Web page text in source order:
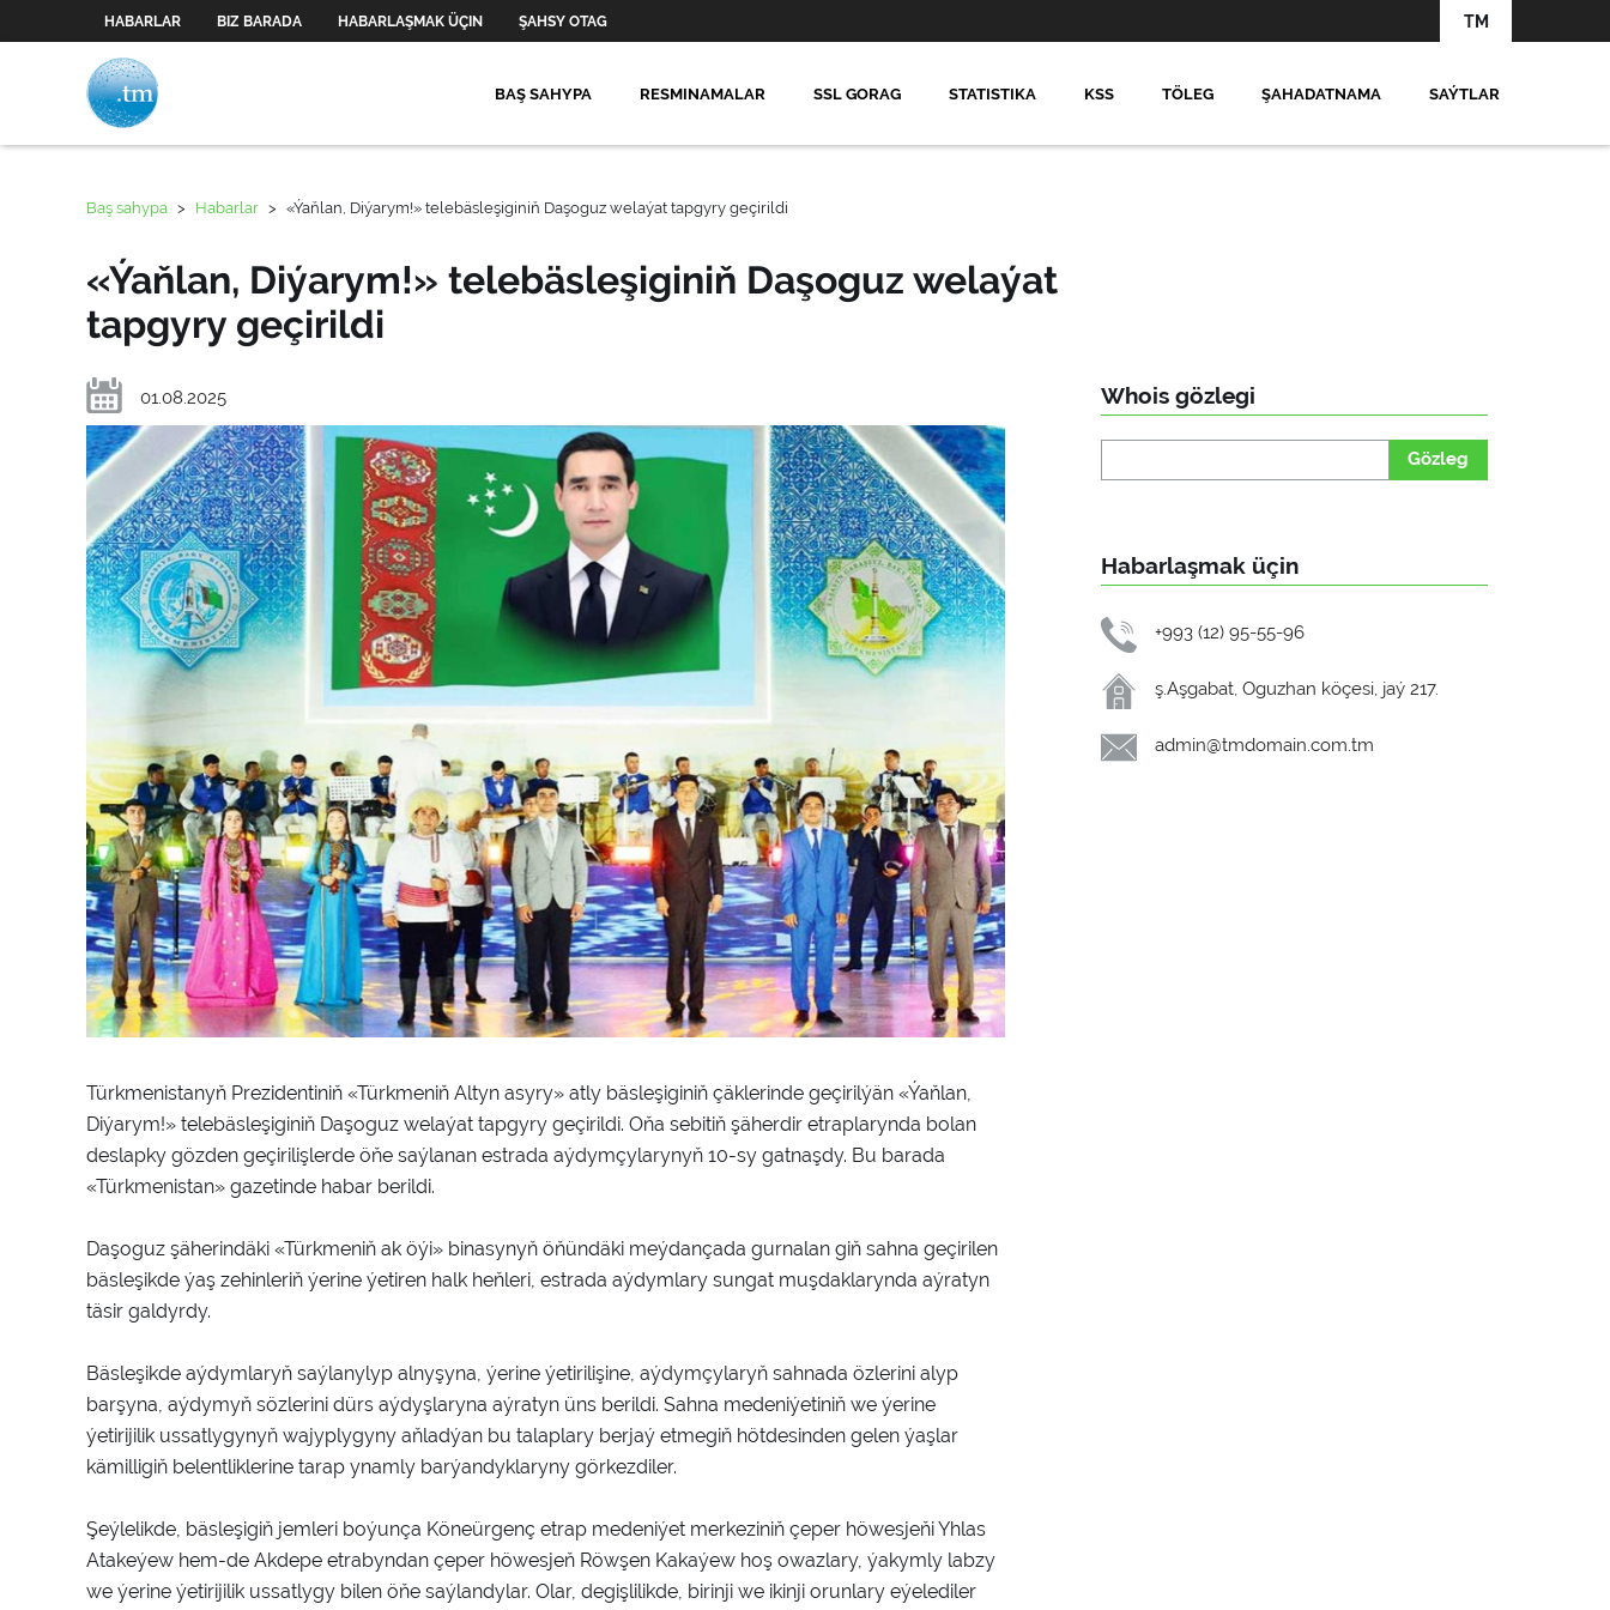
HABARLAR BIZ BARADA HABARLAŞMAK ÜÇIN ŞAHSY OTAG TM
BAŞ SAHYPA RESMINAMALAR SSL GORAG STATISTIKA KSS TÖLEG ŞAHADATNAMA SAÝTLAR
Baş sahypa > Habarlar > «Ýaňlan, Diýarym!» telebäsleşiginiň Daşoguz welaýat tapgyry geçirildi
«Ýaňlan, Diýarym!» telebäsleşiginiň Daşoguz welaýat
tapgyry geçirildi
01.08.2025
Türkmenistanyň Prezidentiniň «Türkmeniň Altyn asyry» atly bäsleşiginiň çäklerinde geçirilýän «Ýaňlan,
Diýarym!» telebäsleşiginiň Daşoguz welaýat tapgyry geçirildi. Oňa sebitiň şäherdir etraplarynda bolan
deslapky gözden geçirilişlerde öňe saýlanan estrada aýdymçylarynyň 10-sy gatnaşdy. Bu barada
«Türkmenistan» gazetinde habar berildi.
Daşoguz şäherindäki «Türkmeniň ak öýi» binasynyň öňündäki meýdançada gurnalan giň sahna geçirilen
bäsleşikde ýaş zehinleriň ýerine ýetiren halk heňleri, estrada aýdymlary sungat muşdaklarynda aýratyn
täsir galdyrdy.
Bäsleşikde aýdymlaryň saýlanylyp alnyşyna, ýerine ýetirilişine, aýdymçylaryň sahnada özlerini alyp
barşyna, aýdymyň sözlerini dürs aýdyşlaryna aýratyn üns berildi. Sahna medeniýetiniň we ýerine
ýetirijilik ussatlygynyň wajyplygyny aňladýan bu talaplary berjaý etmegiň hötdesinden gelen ýaşlar
kämilligiň belentliklerine tarap ynamly barýandyklaryny görkezdiler.
Şeýlelikde, bäsleşigiň jemleri boýunça Köneürgenç etrap medeniýet merkeziniň çeper höwesjeňi Yhlas
Atakeýew hem-de Akdepe etrabyndan çeper höwesjeň Röwşen Kakaýew hoş owazlary, ýakymly labzy
we ýerine ýetirijilik ussatlygy bilen öňe saýlandylar. Olar, degişlilikde, birinji we ikinji orunlary eýelediler
Whois gözlegi
Gözleg
Habarlaşmak üçin
+993 (12) 95-55-96
ş.Aşgabat, Oguzhan köçesi, jaý 217.
admin@tmdomain.com.tm